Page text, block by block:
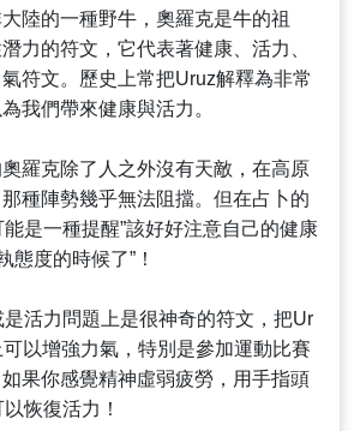
陸的一種野牛，奧羅克是牛的祖
力的符文，它代表著健康、活力、
符文。歷史上常把Uruz解釋為非常
我們帶來健康與活力。
羅克除了人之外沒有天敵，在高原
種陣勢幾乎無法阻擋。但在占卜的
是一種提醒”該好好注意自己的健康
態度的時候了”！
活力問題上是很神奇的符文，把Ur
以增強力氣，特別是參加運動比賽
果你感覺精神虛弱疲勞，用手指頭
恢復活力！